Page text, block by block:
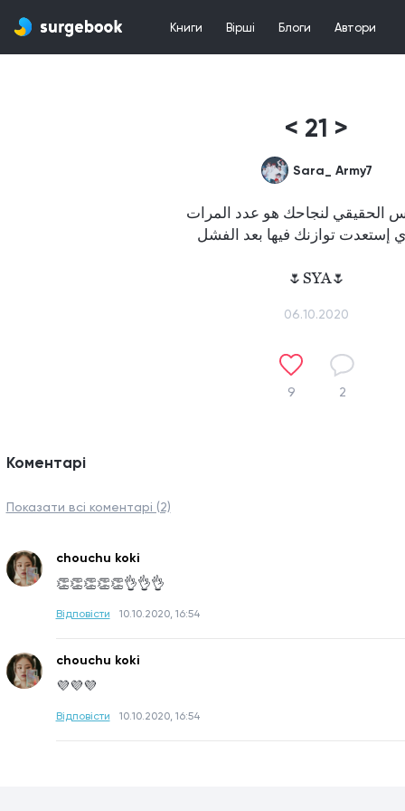
Книги Вірші Блоги Автори
< 21 >
Sara_ Army7
الحقيقي لنجاحك هو عدد المرات
إستعدت توازنك فيها بعد الفشل :)
🌷SYA🌷
06.10.2020
9 2
Коментарі
Показати всі коментарі (2)
chouchu koki
👏👏👏👏👏👌👌👌
Відповісти 10.10.2020, 16:54
chouchu koki
💜💜💜
Відповісти 10.10.2020, 16:54